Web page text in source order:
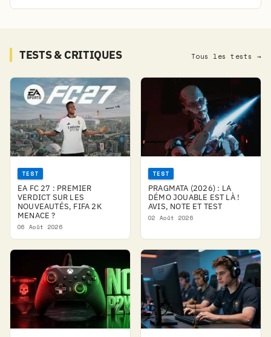
TESTS & CRITIQUES Tous les tests →
TEST
EA FC 27 : PREMIER
VERDICT SUR LES
NOUVEAUTÉS, FIFA 2K
MENACE ?
06 Août 2026
TEST
PRAGMATA (2026) : LA
DÉMO JOUABLE EST LÀ !
AVIS, NOTE ET TEST
02 Août 2026